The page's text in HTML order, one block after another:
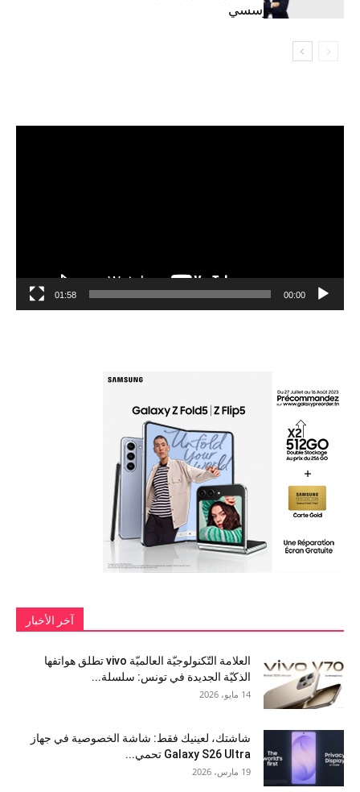
السيبراني المؤسسي
00:00
01:58
آخر الأخبار
العلامة التّكنولوجيّة العالميّة vivo تطلق هواتفها
الذكيّة الجديدة في تونس: سلسلة...
14 مايو، 2026
شاشتك، لعينيك فقط: شاشة الخصوصية في جهاز
Galaxy S26 Ultra تحمي...
19 مارس، 2026